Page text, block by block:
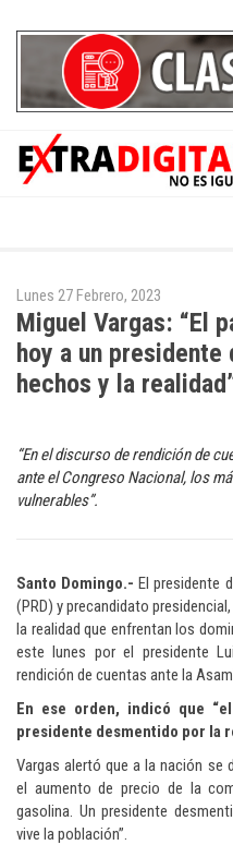
Lunes 27 Febrero, 2023
Miguel Vargas: “El
hoy a un
hechos y la
“En el discurso de rendición de
ante el Congreso Nacional, los
vulnerables”.
Santo Domingo.- El presidente
(PRD) y precandidato
la realidad que enfrentan los
este lunes por el presidente
rendición de cuentas ante la
En ese orden, indicó que
presidente desmentido por la
Vargas alertó que a la nación se
el aumento de precio de la
gasolina. Un presidente
vive la población”.